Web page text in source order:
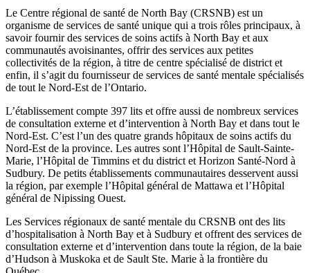
Le Centre régional de santé de North Bay (CRSNB) est un
organisme de services de santé unique qui a trois rôles principaux, à
savoir fournir des services de soins actifs à North Bay et aux
communautés avoisinantes, offrir des services aux petites
collectivités de la région, à titre de centre spécialisé de district et
enfin, il s’agit du fournisseur de services de santé mentale spécialisés
de tout le Nord-Est de l’Ontario.
L’établissement compte 397 lits et offre aussi de nombreux services
de consultation externe et d’intervention à North Bay et dans tout le
Nord-Est. C’est l’un des quatre grands hôpitaux de soins actifs du
Nord-Est de la province. Les autres sont l’Hôpital de Sault-Sainte-
Marie, l’Hôpital de Timmins et du district et Horizon Santé-Nord à
Sudbury. De petits établissements communautaires desservent aussi
la région, par exemple l’Hôpital général de Mattawa et l’Hôpital
général de Nipissing Ouest.
Les Services régionaux de santé mentale du CRSNB ont des lits
d’hospitalisation à North Bay et à Sudbury et offrent des services de
consultation externe et d’intervention dans toute la région, de la baie
d’Hudson à Muskoka et de Sault Ste. Marie à la frontière du